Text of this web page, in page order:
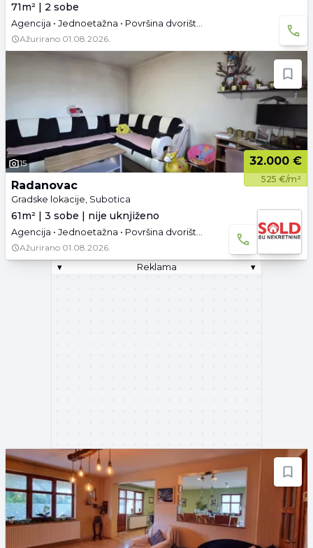
71m² | 2 sobe
Agencija • Jednoetažna • Površina dvorišta: 72.67 a •
Ažurirano 01.08.2026.
15 32.000 €
525 €/m²
Radanovac
Gradske lokacije, Subotica
61m² | 3 sobe | nije uknjiženo
Agencija • Jednoetažna • Površina dvorišta: 4.51 a • Parking
Ažurirano 01.08.2026.
▾
Reklama ▾